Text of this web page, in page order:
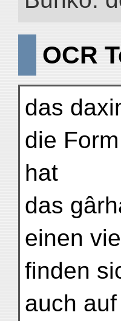
OCR
das
die
hat
das
einen
finden
auch